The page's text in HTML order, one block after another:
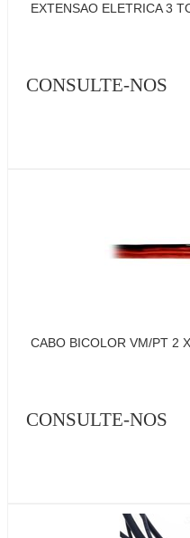
EXTENSAO ELETRICA 3
CONSULTE-NOS
CABO BICOLOR VM/PT 2
CONSULTE-NOS